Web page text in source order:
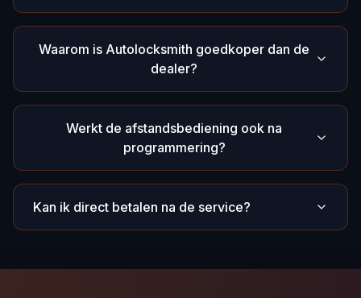
Waarom is Autolocksmith goedkoper dan de
dealer?
Werkt de afstandsbediening ook na
programmering?
Kan ik direct betalen na de service?